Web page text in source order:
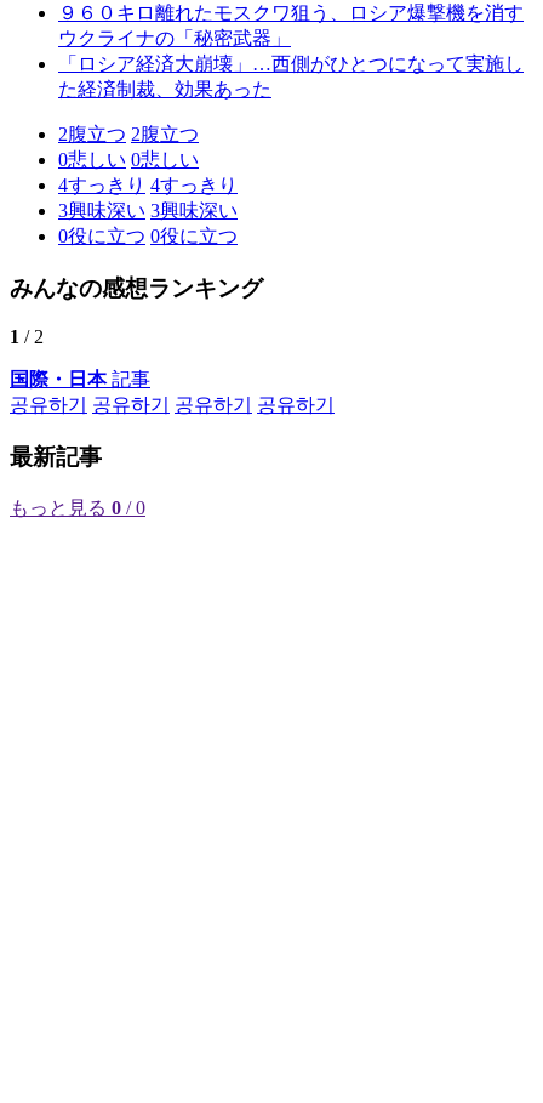
９６０キロ離れたモスクワ狙う、ロシア爆撃機を消す
ウクライナの「秘密武器」
「ロシア経済大崩壊」…西側がひとつになって実施し
た経済制裁、効果あった
2腹立つ 2腹立つ
0悲しい 0悲しい
4すっきり 4すっきり
3興味深い 3興味深い
0役に立つ 0役に立つ
みんなの感想ランキング
1 / 2
国際・日本記事
공유하기
공유하기 공유하기 공유하기
最新記事
もっと見る 0 / 0